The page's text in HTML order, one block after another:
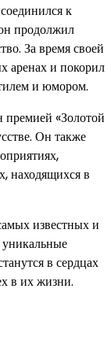
к
продолжил
За время своей
аренах и покорил
и юмором.
«Золотой
Он также
находящихся в
известных и
в сердцах
в их жизни.